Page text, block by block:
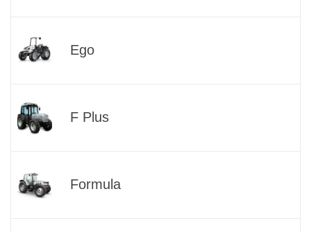
Ego
F Plus
Formula